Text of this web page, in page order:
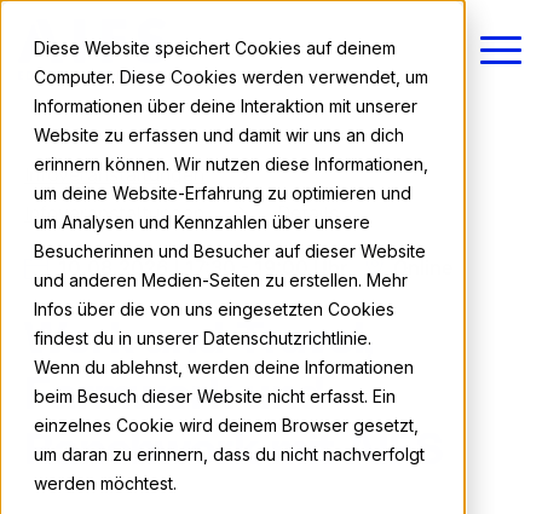
Diese Website speichert Cookies auf deinem
Computer. Diese Cookies werden verwendet, um
Informationen über deine Interaktion mit unserer
Website zu erfassen und damit wir uns an dich
erinnern können. Wir nutzen diese Informationen,
um deine Website-Erfahrung zu optimieren und
um Analysen und Kennzahlen über unsere
Besucherinnen und Besucher auf dieser Website
und anderen Medien-Seiten zu erstellen. Mehr
Infos über die von uns eingesetzten Cookies
findest du in unserer Datenschutzrichtlinie.
Wenn du ablehnst, werden deine Informationen
beim Besuch dieser Website nicht erfasst. Ein
einzelnes Cookie wird deinem Browser gesetzt,
um daran zu erinnern, dass du nicht nachverfolgt
werden möchtest.
Infoveranstaltungen
Infoveranstaltungen
Details
10.08.2026 | 17:30 - 19:00 Uhr Online
Work and Travel,
Farmwork und
Ranchwork mit AIFS